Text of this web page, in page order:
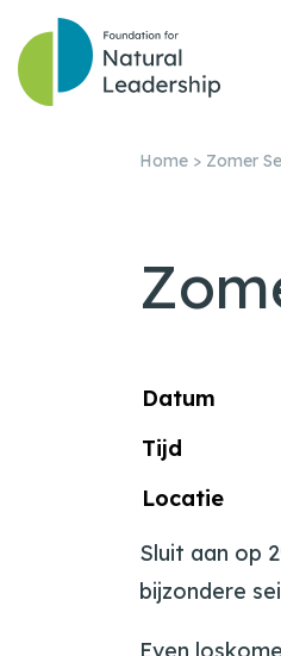
Home > Zomer
Datum
Tijd
Locatie
Sluit aan op
bijzondere